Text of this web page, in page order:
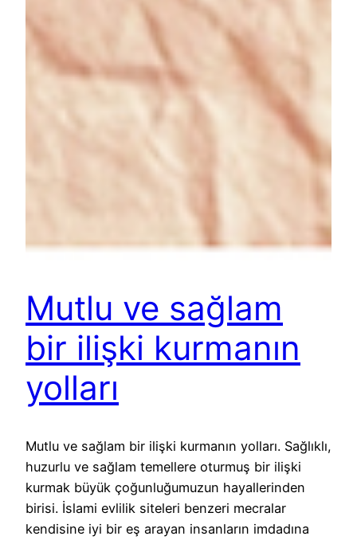
Mutlu ve sağlam
bir ilişki kurmanın
yolları
Mutlu ve sağlam bir ilişki kurmanın yolları. Sağlıklı,
huzurlu ve sağlam temellere oturmuş bir ilişki
kurmak büyük çoğunluğumuzun hayallerinden
birisi. İslami evlilik siteleri benzeri mecralar
kendisine iyi bir eş arayan insanların imdadına